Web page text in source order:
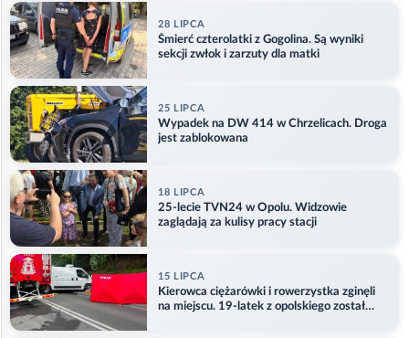
28 LIPCA
Śmierć czterolatki z Gogolina. Są wyniki
sekcji zwłok i zarzuty dla matki
25 LIPCA
Wypadek na DW 414 w Chrzelicach. Droga
jest zablokowana
18 LIPCA
25-lecie TVN24 w Opolu. Widzowie
zaglądają za kulisy pracy stacji
15 LIPCA
Kierowca ciężarówki i rowerzystka zginęli
na miejscu. 19-latek z opolskiego został